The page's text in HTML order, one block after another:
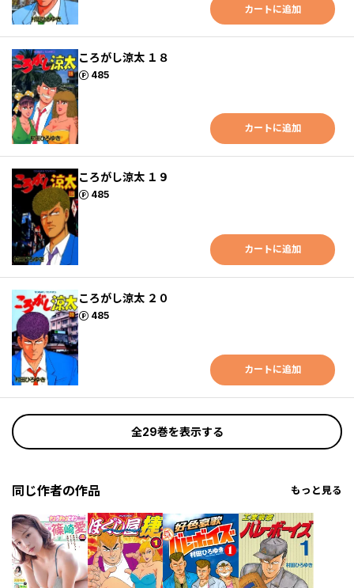
カートに追加
ころがし涼太 １８
485
ポイント
カートに追加
ころがし涼太 １９
485
ポイント
カートに追加
ころがし涼太 ２０
485
ポイント
カートに追加
全29巻を表示する
同じ作者の作品 もっと見る